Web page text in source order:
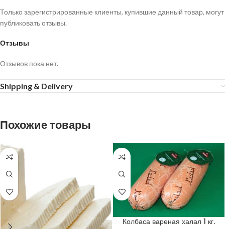
Отзывы
Отзывов пока нет.
Только зарегистрированные клиенты, купившие данный товар, могут
публиковать отзывы.
Shipping & Delivery
Похожие товары
Колбаса вареная халал 1 кг.